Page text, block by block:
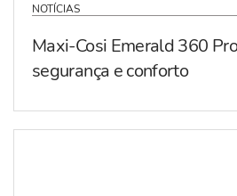
NOTÍCIAS
Maxi-Cosi Emerald 360
segurança e conforto